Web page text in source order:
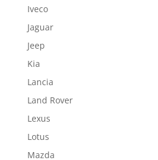
Iveco
Jaguar
Jeep
Kia
Lancia
Land Rover
Lexus
Lotus
Mazda